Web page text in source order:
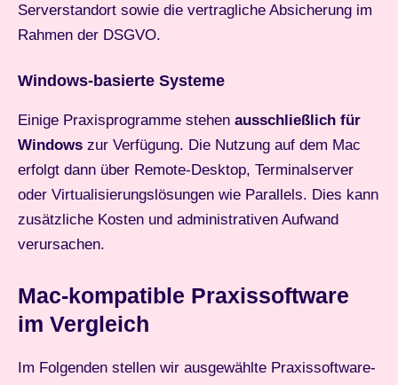
Serverstandort sowie die vertragliche Absicherung im
Rahmen der DSGVO.
Windows-basierte Systeme
Einige Praxisprogramme stehen ausschließlich für
Windows zur Verfügung. Die Nutzung auf dem Mac
erfolgt dann über Remote-Desktop, Terminalserver
oder Virtualisierungslösungen wie Parallels. Dies kann
zusätzliche Kosten und administrativen Aufwand
verursachen.
Mac-kompatible Praxissoftware
im Vergleich
Im Folgenden stellen wir ausgewählte Praxissoftware-